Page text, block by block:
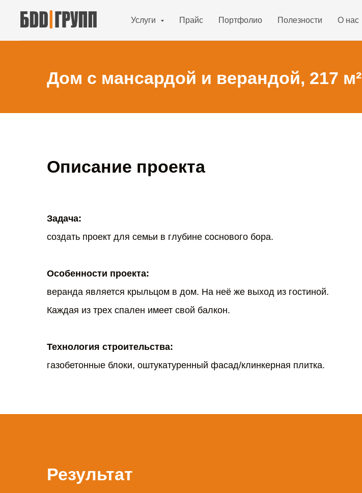
Услуги Прайс Портфолио Полезности О нас
Дом с мансардой и верандой, 217 м²
Описание проекта
Задача:
создать проект для семьи в глубине соснового бора.
Особенности проекта:
веранда является крыльцом в дом. На неё же выход из гостиной.
Каждая из трех спален имеет свой балкон.
Технология строительства:
газобетонные блоки, оштукатуренный фасад/клинкерная плитка.
Результат